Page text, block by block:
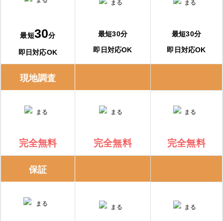
最短30分
即日対応OK
最短30分
即日対応OK
最短30分
即日対応OK
現地調査
完全無料 完全無料 完全無料
保証